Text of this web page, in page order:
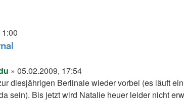
» 05.02.2009, 17:54
diesjährigen Berlinale wieder vorbei (es läuft
sein). Bis jetzt wird Natalie heuer leider nicht